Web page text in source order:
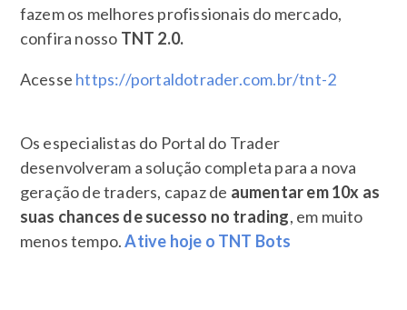
fazem os melhores profissionais do mercado,
confira nosso TNT 2.0.
Acesse https://portaldotrader.com.br/tnt-2
Os especialistas do Portal do Trader
desenvolveram a solução completa para a nova
geração de traders, capaz de aumentar em 10x as
suas chances de sucesso no trading, em muito
menos tempo.Ative hoje o TNT Bots